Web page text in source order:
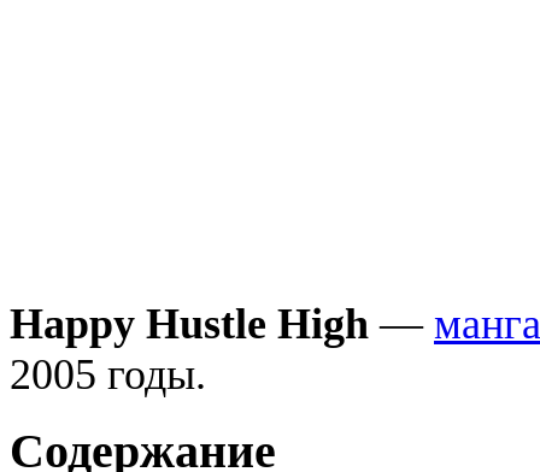
Happy Hustle High — манга
2005 годы.
Содержание